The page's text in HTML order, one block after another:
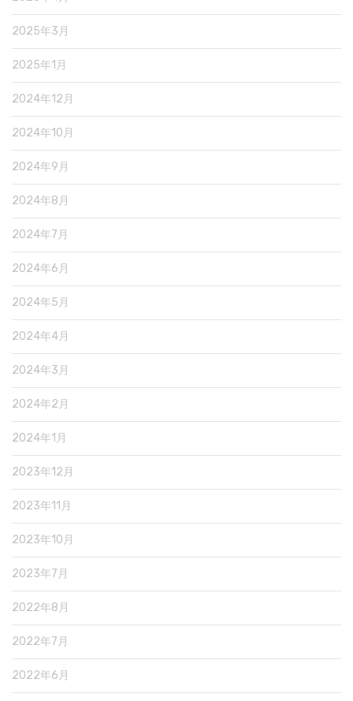
2025年3月
2025年1月
2024年12月
2024年10月
2024年9月
2024年8月
2024年7月
2024年6月
2024年5月
2024年4月
2024年3月
2024年2月
2024年1月
2023年12月
2023年11月
2023年10月
2023年7月
2022年8月
2022年7月
2022年6月